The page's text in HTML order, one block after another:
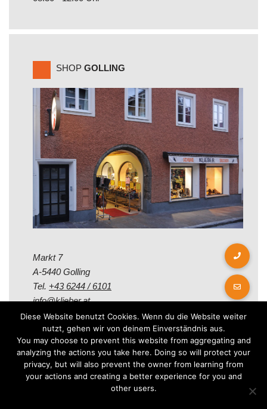
SHOP GOLLING
Markt 7
A-5440 Golling
Tel. +43 6244 / 6101
info@klieber.at
Öffungszeiten
Montag - Freitag:
08.00 - 12.00 Uhr
Diese Website benutzt Cookies. Wenn du die Website weiter
nutzt, gehen wir von deinem Einverständnis aus.
You may choose to prevent this website from aggregating and
analyzing the actions you take here. Doing so will protect your
privacy, but will also prevent the owner from learning from
your actions and creating a better experience for you and
other users.